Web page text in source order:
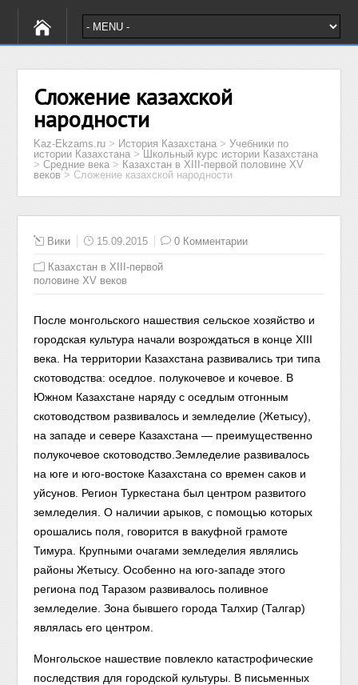
Сложение казахской
народности
Kaz-Ekzams.ru > История Казахстана >Учебники по
истории Казахстана > Школьный курс истории Казахстана
>Средние века > Казахстан в XIII-первой половине XV
веков > Сложение казахской народности
Вики 15.09.2015 0 Комментарии
Казахстан в XIII-первой
половине XV веков
После монгольского нашествия сельское хозяйство и
городская культура начали возрождаться в конце XIII
века. На территории Казахстана развивались три типа
скотоводства: оседлое. полукочевое и кочевое. В
Южном Казахстане наряду с оседлым отгонным
скотоводством развивалось и земледелие (Жетысу),
на западе и севере Казахстана — преимущественно
полукочевое скотоводство.Земледелие развивалось
на юге и юго-востоке Казахстана со времен саков и
уйсунов. Регион Туркестана был центром развитого
земледелия. О наличии арыков, с помощью которых
орошались поля, говорится в вакуфной грамоте
Тимура. Крупными очагами земледелия являлись
районы Жетысу. Особенно на юго-западе этого
региона под Таразом развивалось поливное
земледелие. Зона бывшего города Талхир (Талгар)
являлась его центром.
Монгольское нашествие повлекло катастрофические
последствия для городской культуры. В письменных